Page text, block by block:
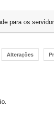
para os
Alterações